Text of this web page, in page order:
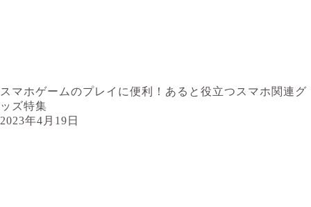
スマホゲームのプレイに便利！あると役立つスマホ関連グ
ッズ特集
2023年4月19日